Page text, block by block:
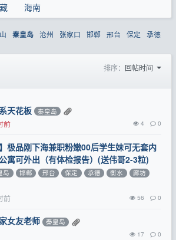
海南
秦皇岛 沧州 张家口 邯郸 邢台 保定
承德
排序： 回帖时间
天花板 秦皇岛
前 4 0
】极品刚下海兼职粉嫩00后学生妹可无套内
寓可外出（有体检报告）(送伟哥2-3粒)
岛 邯郸 邢台 保定 承德 衡水 廊坊
前 56 0
女友老师 秦皇岛
17 0